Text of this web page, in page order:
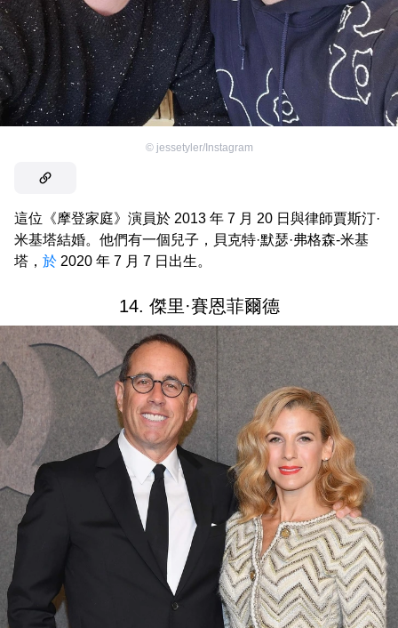
© jessetyler/Instagram
這位《摩登家庭》演員於 2013 年 7 月 20 日與律師賈斯汀·
米基塔結婚。他們有一個兒子，貝克特·默瑟·弗格森-米基
塔， 於 2020 年 7 月 7 日出生。
14. 傑里·賽恩菲爾德